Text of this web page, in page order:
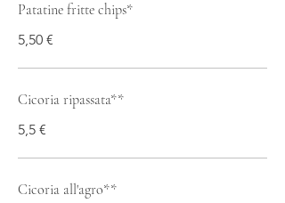
Patatine fritte chips*
5,50 €
Cicoria ripassata**
5,5 €
Cicoria all'agro**